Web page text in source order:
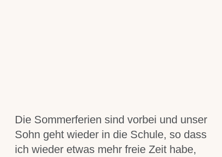
Über mich
Für Dich
Die Sommerferien sind vorbei und unser
Sohn geht wieder in die Schule, so dass
ich wieder etwas mehr freie Zeit habe,